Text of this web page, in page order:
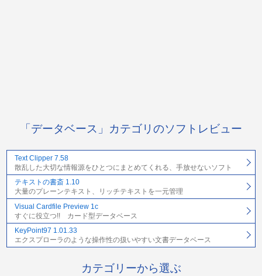
「データベース」カテゴリのソフトレビュー
Text Clipper 7.58
散乱した大切な情報源をひとつにまとめてくれる、手放せないソフト
テキストの書斎 1.10
大量のプレーンテキスト、リッチテキストを一元管理
Visual Cardfile Preview 1c
すぐに役立つ!! カード型データベース
KeyPoint97 1.01.33
エクスプローラのような操作性の扱いやすい文書データベース
カテゴリーから選ぶ